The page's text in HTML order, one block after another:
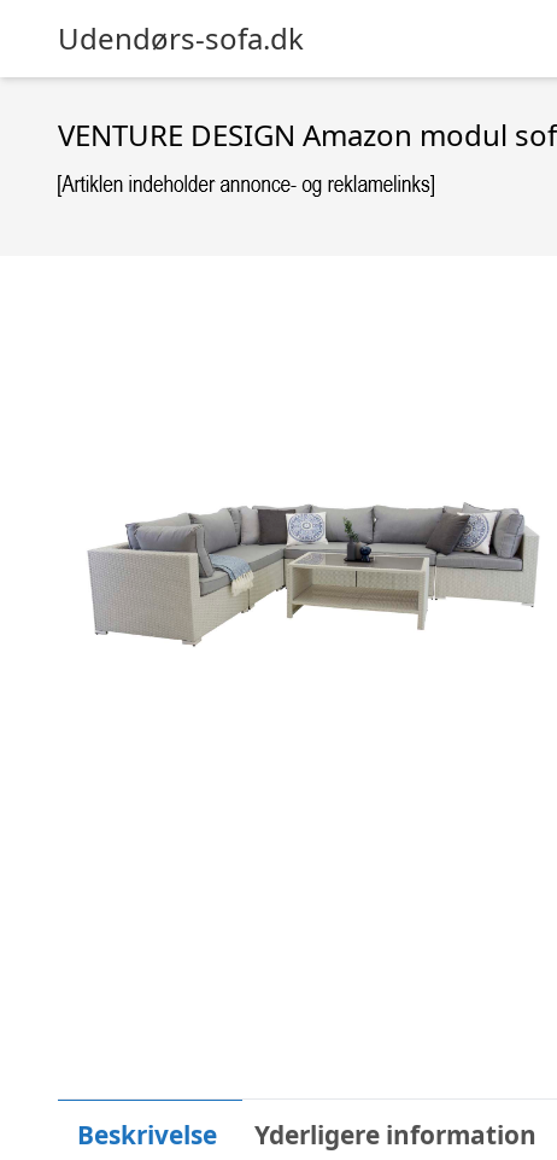
Udendørs-sofa.dk
VENTURE DESIGN Amazon modul
Beskrivelse Yderligere information